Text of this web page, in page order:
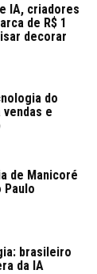
IA, criadores
de R$ 1
decorar
do
e
de Manicoré
Paulo
brasileiro
da IA